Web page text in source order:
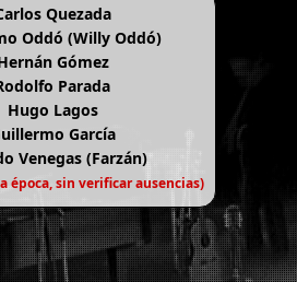
Quezada
Oddó (Willy Oddó)
Gómez
Parada
Hugo Lagos
García
Venegas (Farzán)
época, sin verificar ausencias)